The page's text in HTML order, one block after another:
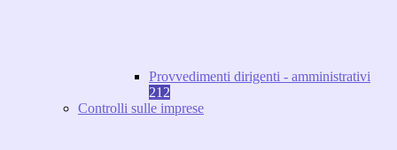
Provvedimenti dirigenti - amministrativi
212
Controlli sulle imprese